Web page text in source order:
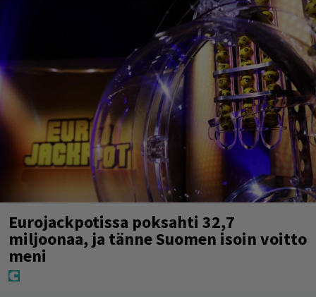
Eurojackpotissa poksahti 32,7
miljoonaa, ja tänne Suomen isoin voitto
meni